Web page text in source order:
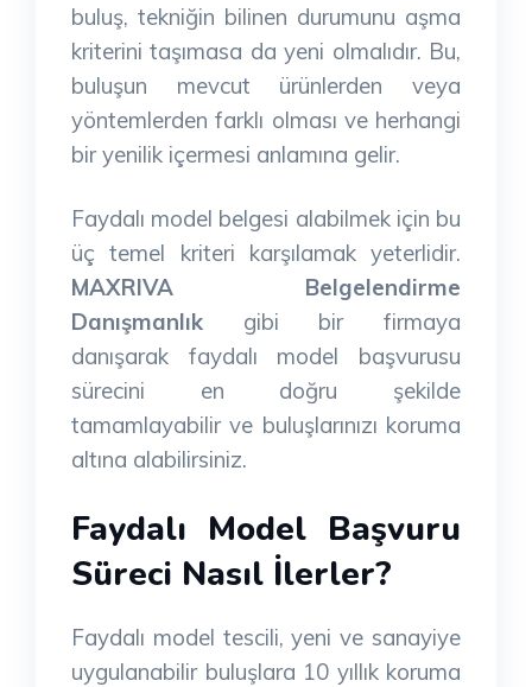
buluş, tekniğin bilinen durumunu aşma
kriterini taşımasa da yeni olmalıdır. Bu,
buluşun mevcut ürünlerden veya
yöntemlerden farklı olması ve herhangi
bir yenilik içermesi anlamına gelir.
Faydalı model belgesi alabilmek için bu
üç temel kriteri karşılamak yeterlidir.
MAXRIVA Belgelendirme
Danışmanlık gibi bir firmaya
danışarak faydalı model başvurusu
sürecini en doğru şekilde
tamamlayabilir ve buluşlarınızı koruma
altına alabilirsiniz.
Faydalı Model Başvuru
Süreci Nasıl İlerler?
Faydalı model tescili, yeni ve sanayiye
uygulanabilir buluşlara 10 yıllık koruma